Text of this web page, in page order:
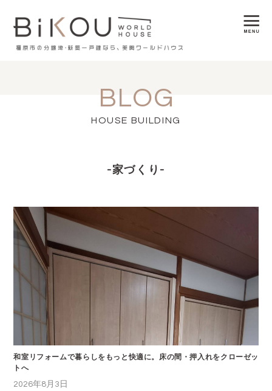
BLOG
HOUSE BUILDING
-家づくり-
和室リフォームで暮らしをもっと快適に。床の間・押入れをクローゼッ
トへ
2026年8月3日